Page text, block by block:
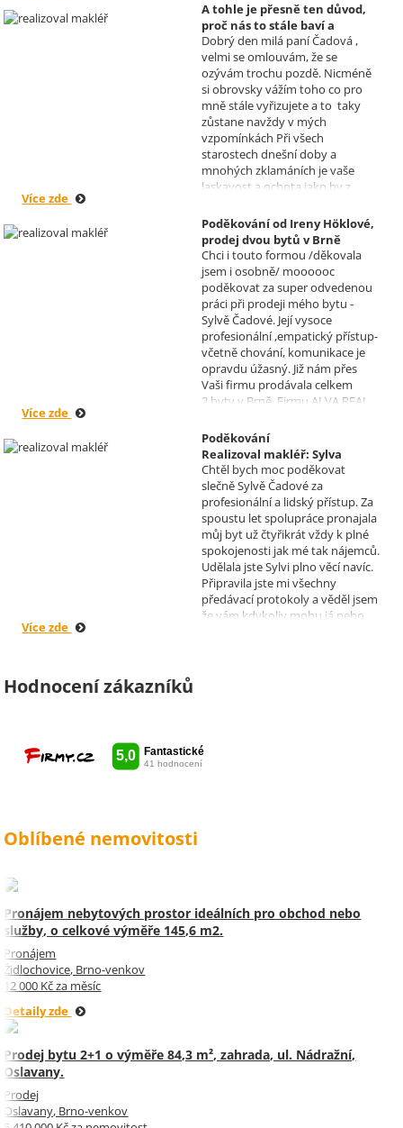
A tohle je přesně ten důvod,
proč nás to stále baví a
naplňuje, poděkování od pana
Míška.
Realizoval makléř: Sylva
Čadová
Dobrý den milá paní Čadová ,
velmi se omlouvám, že se
ozývám trochu pozdě. Nicméně
si obrovsky vážím toho co pro
mně stále vyřizujete a to taky
zůstane navždy v mých
vzpomínkách Při všech
starostech dnešní doby a
mnohých zklamáních je vaše
laskavost a ochota jako by z
informace a děkuji za vaše úsilí.
Zatím se mějte moc a moc hezky.
S pozdravem Pavel Míšek
Více zde
Poděkování od Ireny Höklové,
prodej dvou bytů v Brně
Realizoval makléř: Sylva
Čadová
Chci i touto formou /děkovala
jsem i osobně/ moooooc
poděkovat za super odvedenou
práci při prodeji mého bytu -
Sylvě Čadové. Její vysoce
profesionální ,empatický přístup-
včetně chování, komunikace je
opravdu úžasný. Již nám přes
Vaši firmu prodávala celkem
2.byty v Brně. Firmu ALVA REAL
Krásné dny Vám a Vašim
zaměstnancům. Irena Höklová,
Brno
Více zde
Poděkování
Realizoval makléř: Sylva
Čadová
Chtěl bych moc poděkovat
slečně Sylvě Čadové za
profesionální a lidský přístup. Za
spoustu let spolupráce pronajala
můj byt už čtyřikrát vždy k plné
spokojenosti jak mé tak nájemců.
Udělala jste Sylvi plno věcí navíc.
Připravila jste mi všechny
předávací protokoly a věděl jsem
že vám kdykoliv mohu já nebo
Více zde
Hodnocení zákazníků
Oblíbené nemovitosti
Pronájem nebytových prostor ideálních pro obchod nebo
služby, o celkové výměře 145,6 m2.
Pronájem
Židlochovice, Brno-venkov
12 000 Kč za měsíc
Detaily zde
Prodej bytu 2+1 o výměře 84,3 m², zahrada, ul. Nádražní,
Oslavany.
Prodej
Oslavany, Brno-venkov